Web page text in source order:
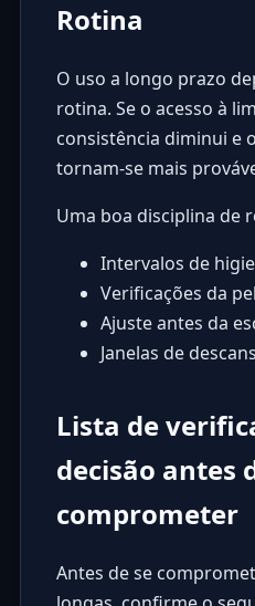
Rotina
O uso a longo prazo
rotina. Se o acesso à
consistência diminui e
tornam-se mais
Uma boa disciplina de
Intervalos de
Verificações da
Ajuste antes da
Janelas de
Lista de
decisão antes
comprometer
Antes de se